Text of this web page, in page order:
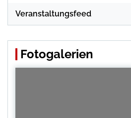
Veranstaltungsfeed
Fotogalerien